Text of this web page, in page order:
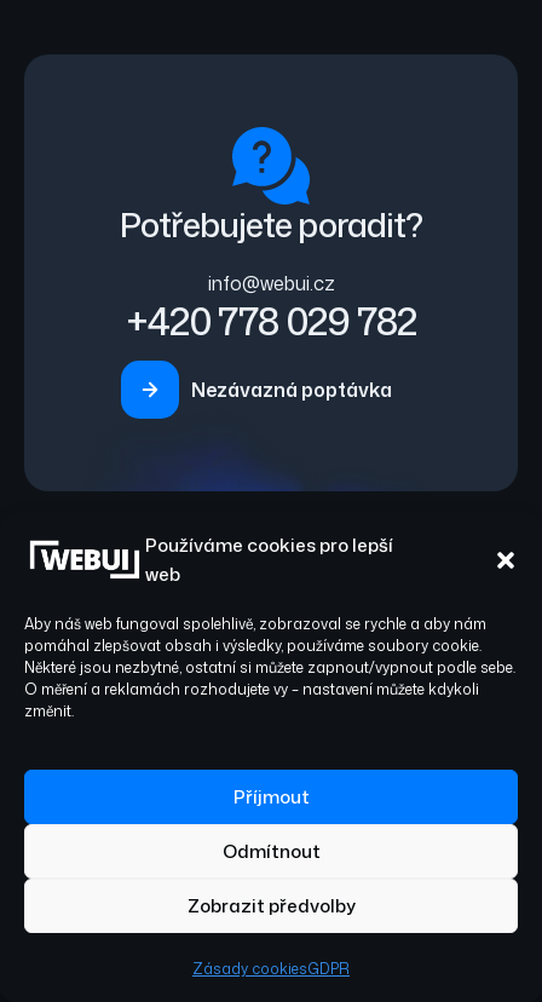
Používáme cookies pro lepší
web
Aby náš web fungoval spolehlivě, zobrazoval se rychle a aby nám
pomáhal zlepšovat obsah i výsledky, používáme soubory cookie.
Některé jsou nezbytné, ostatní si můžete zapnout/vypnout podle sebe.
O měření a reklamách rozhodujete vy – nastavení můžete kdykoli
změnit.
Příjmout
Odmítnout
Zobrazit předvolby
Zásady cookiesGDPR
Potřebujete poradit?
info@webui.cz
+420 778 029 782
Nezávazná poptávka
Tvorba webových stránek v Brně
— lokální kontext
Web pro vás postavíme na míru — od
Brno je druhé největší město republiky
univerzitní město s nejsilnější IT a
technologickou scénou mimo Prahu,